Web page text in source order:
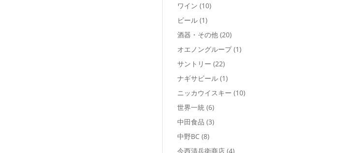
ワイン (10)
ビール (1)
酒器・その他 (20)
オエノングループ (1)
サントリー (22)
ナギサビール (1)
ニッカウイスキー (10)
世界一統 (6)
中田食品 (3)
中野BC (8)
今西清兵衛商店 (4)